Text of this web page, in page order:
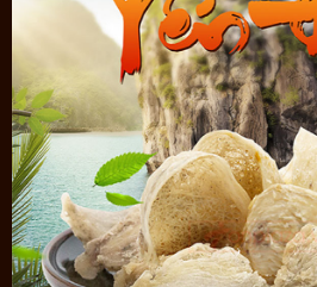
Yến sào Khánh Hòa - thương hiệu
đồng.